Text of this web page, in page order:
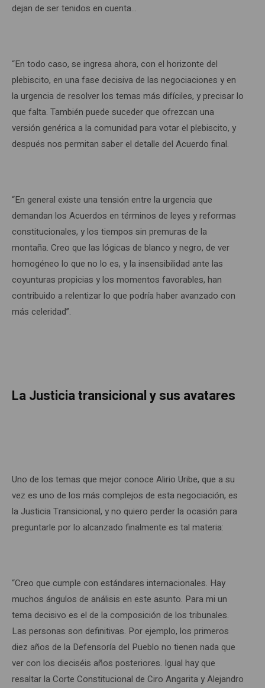
dejan de ser tenidos en cuenta…
“En todo caso, se ingresa ahora, con el horizonte del
plebiscito, en una fase decisiva de las negociaciones y en
la urgencia de resolver los temas más difíciles, y precisar lo
que falta. También puede suceder que ofrezcan una
versión genérica a la comunidad para votar el plebiscito, y
después nos permitan saber el detalle del Acuerdo final.
“En general existe una tensión entre la urgencia que
demandan los Acuerdos en términos de leyes y reformas
constitucionales, y los tiempos sin premuras de la
montaña. Creo que las lógicas de blanco y negro, de ver
homogéneo lo que no lo es, y la insensibilidad ante las
coyunturas propicias y los momentos favorables, han
contribuido a relentizar lo que podría haber avanzado con
más celeridad”.
La Justicia transicional y sus avatares
Uno de los temas que mejor conoce Alirio Uribe, que a su
vez es uno de los más complejos de esta negociación, es
la Justicia Transicional, y no quiero perder la ocasión para
preguntarle por lo alcanzado finalmente es tal materia:
“Creo que cumple con estándares internacionales. Hay
muchos ángulos de análisis en este asunto. Para mi un
tema decisivo es el de la composición de los tribunales.
Las personas son definitivas. Por ejemplo, los primeros
diez años de la Defensoría del Pueblo no tienen nada que
ver con los dieciséis años posteriores. Igual hay que
resaltar la Corte Constitucional de Ciro Angarita y Alejandro